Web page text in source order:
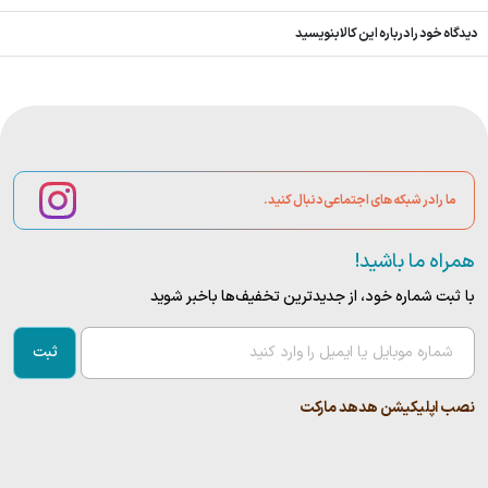
دیدگاه خود را درباره این کالا بنویسید
ما را در شبکه های اجتماعی دنبال کنید.
همراه ما باشید!
با ثبت شماره خود، از جدید‌ترین تخفیف‌ها با‌خبر شوید
ثبت
نصب اپلیکیشن هدهد مارکت